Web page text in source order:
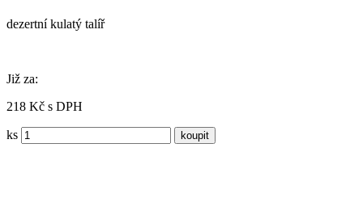
dezertní kulatý talíř
Již za:
218 Kč s DPH
ks